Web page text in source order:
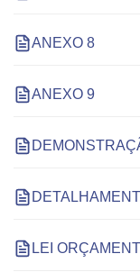
ANEXO 8
ANEXO 9
LEI